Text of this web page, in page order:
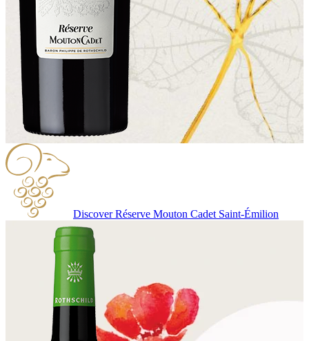
Discover Réserve Mouton Cadet Saint-Émilion